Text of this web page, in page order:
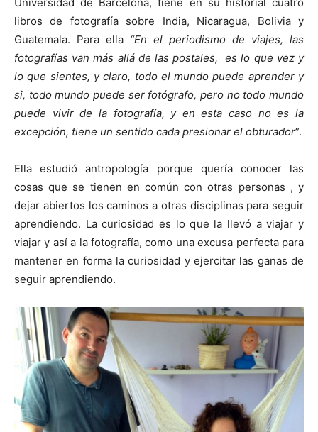
libros de fotografía sobre India, Nicaragua, Bolivia y
Guatemala. Para ella “En el periodismo de viajes, las
fotografías van más allá de las postales, es lo que vez y
lo que sientes, y claro, todo el mundo puede aprender y
si, todo mundo puede ser fotógrafo, pero no todo mundo
puede vivir de la fotografía, y en esta caso no es la
excepción, tiene un sentido cada presionar el obturador”.
Ella estudió antropología porque quería conocer las
cosas que se tienen en común con otras personas , y
dejar abiertos los caminos a otras disciplinas para seguir
aprendiendo. La curiosidad es lo que la llevó a viajar y
viajar y así a la fotografía, como una excusa perfecta para
mantener en forma la curiosidad y ejercitar las ganas de
seguir aprendiendo.